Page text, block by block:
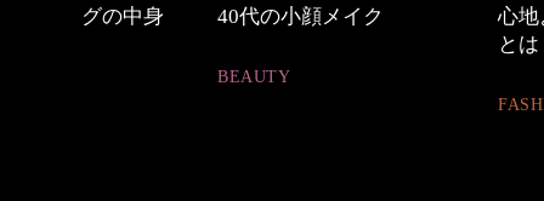
40代の小顔メイク
心地よくいられる